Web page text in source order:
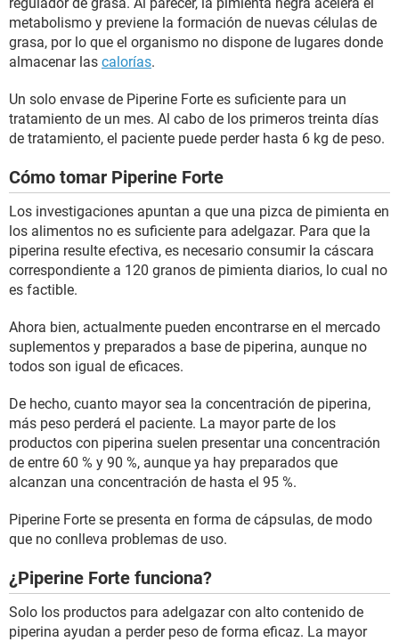
metabolismo y previene la formación de nuevas células de
grasa, por lo que el organismo no dispone de lugares donde
almacenar las calorías.
Un solo envase de Piperine Forte es suficiente para un
tratamiento de un mes. Al cabo de los primeros treinta días
de tratamiento, el paciente puede perder hasta 6 kg de peso.
Cómo tomar Piperine Forte
Los investigaciones apuntan a que una pizca de pimienta en
los alimentos no es suficiente para adelgazar. Para que la
piperina resulte efectiva, es necesario consumir la cáscara
correspondiente a 120 granos de pimienta diarios, lo cual no
es factible.
Ahora bien, actualmente pueden encontrarse en el mercado
suplementos y preparados a base de piperina, aunque no
todos son igual de eficaces.
De hecho, cuanto mayor sea la concentración de piperina,
más peso perderá el paciente. La mayor parte de los
productos con piperina suelen presentar una concentración
de entre 60 % y 90 %, aunque ya hay preparados que
alcanzan una concentración de hasta el 95 %.
Piperine Forte se presenta en forma de cápsulas, de modo
que no conlleva problemas de uso.
¿Piperine Forte funciona?
Solo los productos para adelgazar con alto contenido de
piperina ayudan a perder peso de forma eficaz. La mayor